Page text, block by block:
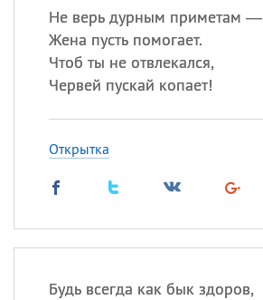
Не верь дурным приметам —
Жена пусть помогает.
Чтоб ты не отвлекался,
Червей пускай копает!
Открытка
Будь всегда как бык здоров,